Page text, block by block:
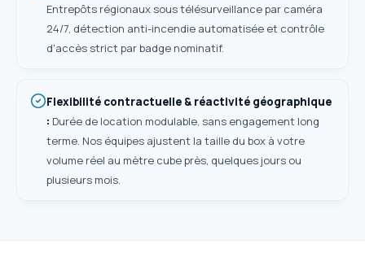
Entrepôts régionaux sous télésurveillance par caméra
24/7, détection anti-incendie automatisée et contrôle
d'accès strict par badge nominatif.
Flexibilité contractuelle & réactivité géographique
: Durée de location modulable, sans engagement long
terme. Nos équipes ajustent la taille du box à votre
volume réel au mètre cube près, quelques jours ou
plusieurs mois.